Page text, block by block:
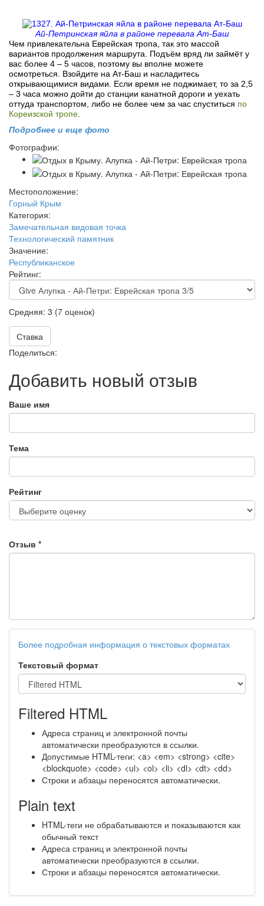
Ай-Петринская яйла в районе перевала Ат-Баш
Чем привлекательна Еврейская тропа, так это массой
вариантов продолжения маршрута. Подъём вряд ли займёт у
вас более 4 – 5 часов, поэтому вы вполне можете
осмотреться. Взойдите на Ат-Баш и насладитесь
открывающимися видами. Если время не поджимает, то за 2,5
– 3 часа можно дойти до станции канатной дороги и уехать
оттуда транспортом, либо не более чем за час спуститься по
Кореизской тропе
Подробнее и еще фото
Фотографии:
Местоположение:
Горный Крым
Категория:
Замечательная видовая точка
Технологический памятник
Значение:
Республиканское
Рейтинг:
Средняя: 3 (7 оценок)
Ставка
Поделиться:
Добавить новый отзыв
Ваше имя
Тема
Рейтинг
Отзыв *
Более подробная информация о текстовых форматах
Текстовый формат
Filtered HTML
Адреса страниц и электронной почты
автоматически преобразуются в ссылки.
Допустимые HTML-теги: <a> <em> <strong> <cite>
<blockquote> <code> <ul> <ol> <li> <dl> <dt> <dd>
Строки и абзацы переносятся автоматически.
Plain text
HTML-теги не обрабатываются и показываются как
обычный текст
Адреса страниц и электронной почты
автоматически преобразуются в ссылки.
Строки и абзацы переносятся автоматически.